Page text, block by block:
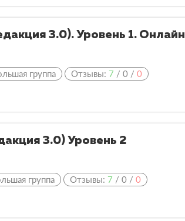
3.0). Уровень 1. Онлайн
группа Отзывы: 7 / 0 / 0
3.0) Уровень 2
группа Отзывы: 7 / 0 / 0